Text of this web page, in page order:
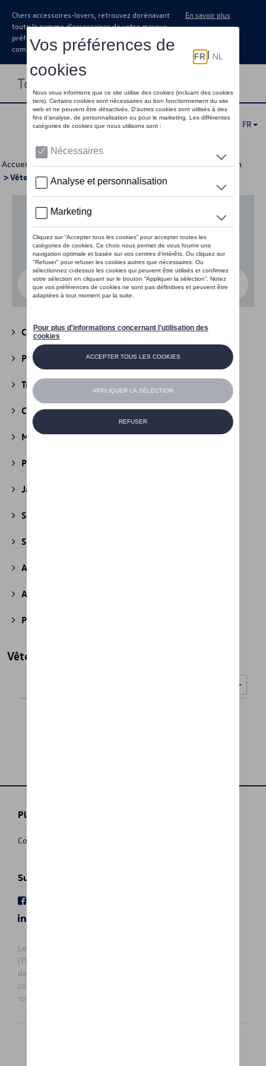
Chers accessoires-lovers, retrouvez dorénavant
toute la gamme d’accessoires de votre marque
préférée sous forme de catalogue à
commander auprès de votre concessionaire.
En savoir plus
Toggle navigation
FR
Accueil >Pour votre Volkswagen >Lifestyle >Kids Collection
> Vêtements
Choisissez un modèle
Camping(147)
Packs
Transport
Confort et protection(841)
Multimédia(26)
Produits d'entretien
Jantes et roues
Securité
Sport et design
Accessoires divers
Accessoires pour véhicules électriques
Produits d'atelier
Vêtements
Plus d'informations
Conditions de vente
Suivez nous
Les prix affichés sur le présent site sont des prix recommandés
(TVAc), hors éventuels frais de montage. Pour connaitre le prix
de vente actuel et les éventuels frais de montage, veuillez
contacter votre concessionnaire/agent. Les prix recommandés
sont sujets à des changements sans préavis.